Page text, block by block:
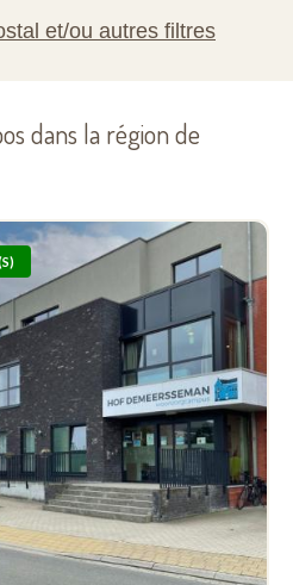
et/ou autres filtres
dans la région de